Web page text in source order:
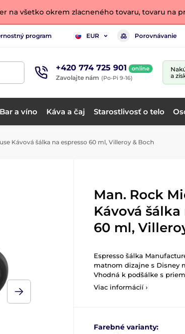
na všetko okrem zlacneného tovaru, tovaru na
program EUR Porovnávanie
+420 774 725 901 online
Zavolajte nám (Po-Pi 9-16)
a
Bar a víno Káva a čaj Starostlivosť o telo
Kávová šálka na espresso 60 ml, Villeroy & Boch
Man. Rock
Kávová šálka
60 ml,
Espresso šálka
matnom dizajne s Disney
Vhodná k podšálke s
Viac informácií ›
Farebné varianty: